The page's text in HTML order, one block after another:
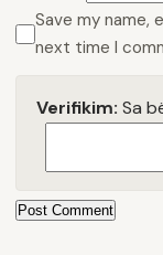
Save my name,
next time I
Verifikim: Sa
Post Comment